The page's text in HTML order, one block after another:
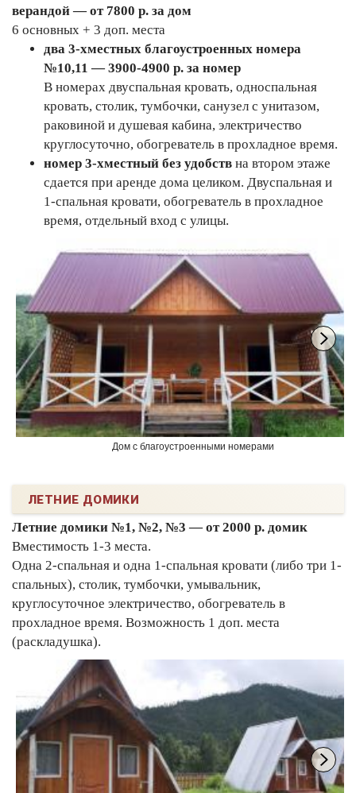
верандой — от 7800 р. за дом
6 основных + 3 доп. места
два 3-хместных благоустроенных номера
№10,11 — 3900-4900 р. за номер
В номерах двуспальная кровать, односпальная
кровать, столик, тумбочки, санузел с унитазом,
раковиной и душевая кабина, электричество
круглосуточно, обогреватель в прохладное время.
номер 3-хместный без удобств на втором этаже
сдается при аренде дома целиком. Двуспальная и
1-спальная кровати, обогреватель в прохладное
время, отдельный вход с улицы.
Дом с благоустроенными номерами
ЛЕТНИЕ ДОМИКИ
Летние домики №1, №2, №3 — от 2000 р. домик
Вместимость 1-3 места.
Одна 2-спальная и одна 1-спальная кровати (либо три 1-
спальных), столик, тумбочки, умывальник,
круглосуточное электричество, обогреватель в
прохладное время. Возможность 1 доп. места
(раскладушка).